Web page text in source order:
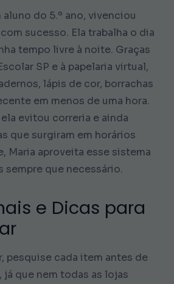
aluno do 5.º ano, vivenciou
sucesso. Ela trabalha o dia
tempo livre à noite. Graças
SP e à papelaria virtual,
lápis de cor, borrachas
em menos de uma hora.
evitou correria e ainda
que surgiram em horários
Maria aproveita esse sistema
sempre que necessário.
e Dicas para
pesquise cada item antes de
já que nem todas as lojas